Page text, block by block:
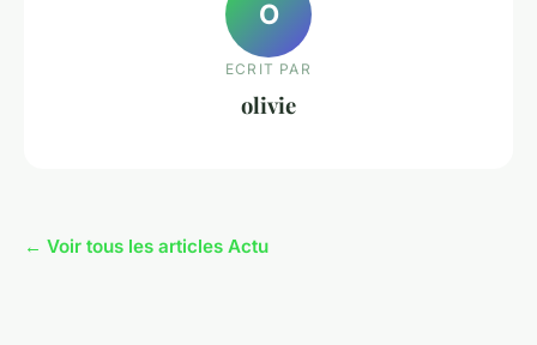
O
ECRIT PAR
olivie
← Voir tous les articles Actu